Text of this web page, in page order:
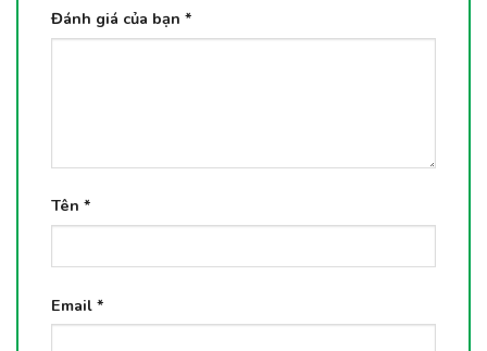
Đánh giá của bạn *
Tên *
Email *